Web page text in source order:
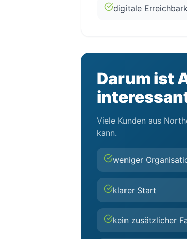
digitale
Darum ist
Viele Kunden aus
kann.
weniger
klarer Start
kein zusätzlicher